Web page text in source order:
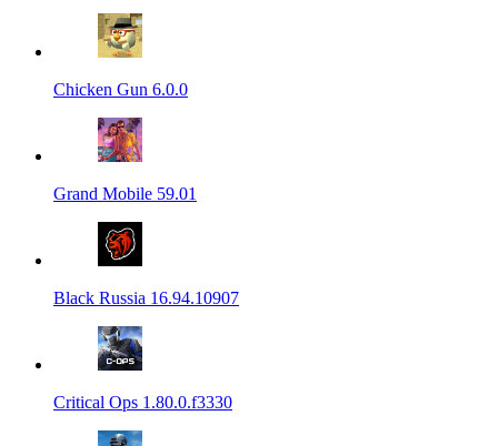
Chicken Gun 6.0.0
Grand Mobile 59.01
Black Russia 16.94.10907
Critical Ops 1.80.0.f3330